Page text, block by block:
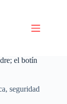
el botín
, seguridad